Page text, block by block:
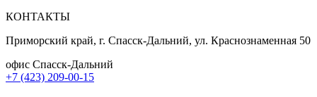
КОНТАКТЫ
Приморский край, г. Спасск-Дальний, ул. Краснознаменная 50
офис Спасск-Дальний
+7 (423) 209-00-15